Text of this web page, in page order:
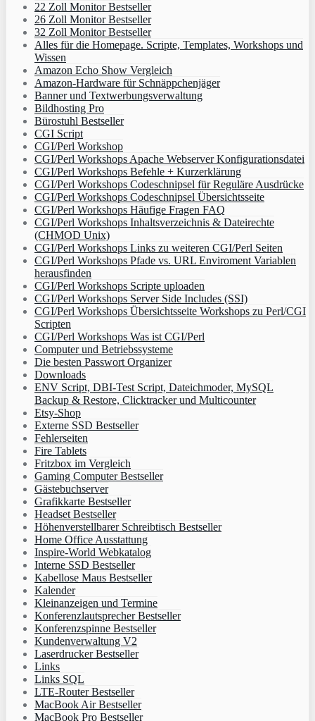
22 Zoll Monitor Bestseller
26 Zoll Monitor Bestseller
32 Zoll Monitor Bestseller
Alles für die Homepage. Scripte, Templates, Workshops und
Wissen
Amazon Echo Show Vergleich
Amazon-Hardware für Schnäppchenjäger
Banner und Textwerbungsverwaltung
Bildhosting Pro
Bürostuhl Bestseller
CGI Script
CGI/Perl Workshop
CGI/Perl Workshops Apache Webserver Konfigurationsdatei
CGI/Perl Workshops Befehle + Kurzerklärung
CGI/Perl Workshops Codeschnipsel für Reguläre Ausdrücke
CGI/Perl Workshops Codeschnipsel Übersichtsseite
CGI/Perl Workshops Häufige Fragen FAQ
CGI/Perl Workshops Inhaltsverzeichnis & Dateirechte
(CHMOD Unix)
CGI/Perl Workshops Links zu weiteren CGI/Perl Seiten
CGI/Perl Workshops Pfade vs. URL Enviroment Variablen
herausfinden
CGI/Perl Workshops Scripte uploaden
CGI/Perl Workshops Server Side Includes (SSI)
CGI/Perl Workshops Übersichtsseite Workshops zu Perl/CGI
Scripten
CGI/Perl Workshops Was ist CGI/Perl
Computer und Betriebssysteme
Die besten Passwort Organizer
Downloads
ENV Script, DBI-Test Script, Dateichmoder, MySQL
Backup & Restore, Clicktracker und Multicounter
Etsy-Shop
Externe SSD Bestseller
Fehlerseiten
Fire Tablets
Fritzbox im Vergleich
Gaming Computer Bestseller
Gästebuchserver
Grafikkarte Bestseller
Headset Bestseller
Höhenverstellbarer Schreibtisch Bestseller
Home Office Ausstattung
Inspire-World Webkatalog
Interne SSD Bestseller
Kabellose Maus Bestseller
Kalender
Kleinanzeigen und Termine
Konferenzlautsprecher Bestseller
Konferenzspinne Bestseller
Kundenverwaltung V2
Laserdrucker Bestseller
Links
Links SQL
LTE-Router Bestseller
MacBook Air Bestseller
MacBook Pro Bestseller